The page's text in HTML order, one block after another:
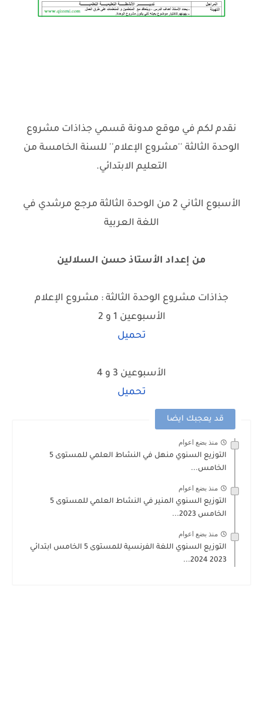
نقدم لكم في موقع مدونة قسمي جذاذات مشروع
الوحدة الثالثة ''مشروع الإعلام'' للسنة الخامسة من
التعليم الابتدائي.
الأسبوع الثاني 2 من الوحدة الثالثة مرجع مرشدي في
اللغة العربية
من إعداد الأستاذ حسن السلالين
جذاذات مشروع الوحدة الثالثة : مشروع الإعلام
الأسبوعين 1 و 2
تحميل
الأسبوعين 3 و 4
تحميل
قد يعجبك ايضا
منذ بضع اعوام
التوزيع السنوي منهل في النشاط العلمي للمستوى 5
الخامس...
منذ بضع اعوام
التوزيع السنوي المنير في النشاط العلمي للمستوى 5
الخامس 2023...
منذ بضع اعوام
التوزيع السنوي اللغة الفرنسية للمستوى 5 الخامس ابتدائي
2023 2024...